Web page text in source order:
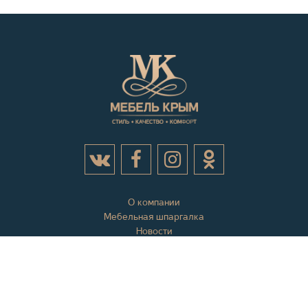
О компании
Мебельная шпаргалка
Новости